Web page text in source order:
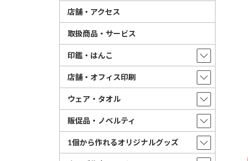
店舗・アクセス
取扱商品・サービス
印鑑・はんこ
店舗・オフィス印刷
ウェア・タオル
販促品・ノベルティ
1個から作れるオリジナルグッズ